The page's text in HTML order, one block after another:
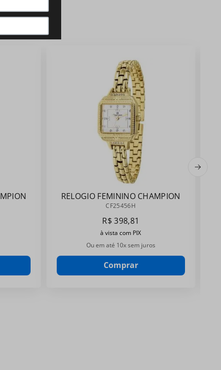
RELOGIO FEMININO CHAMPION
CF25456H
CF25456H
R$ 398,81
à vista com PIX
Ou em até 10x sem juros
Comprar